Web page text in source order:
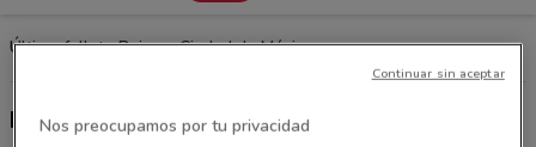
Último folleto Baic en Ciudad de México
Promociones, fichas y precios
Nos preocupamos por tu privacidad
Continuar sin aceptar